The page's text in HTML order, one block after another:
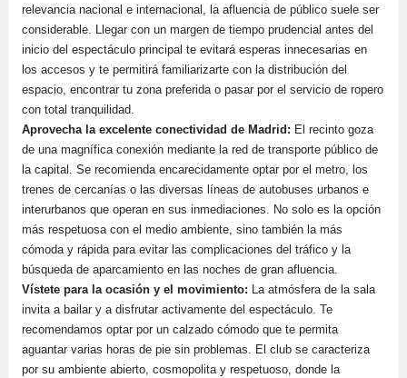
relevancia nacional e internacional, la afluencia de público suele ser
considerable. Llegar con un margen de tiempo prudencial antes del
inicio del espectáculo principal te evitará esperas innecesarias en
los accesos y te permitirá familiarizarte con la distribución del
espacio, encontrar tu zona preferida o pasar por el servicio de ropero
con total tranquilidad.
Aprovecha la excelente conectividad de Madrid: El recinto goza
de una magnífica conexión mediante la red de transporte público de
la capital. Se recomienda encarecidamente optar por el metro, los
trenes de cercanías o las diversas líneas de autobuses urbanos e
interurbanos que operan en sus inmediaciones. No solo es la opción
más respetuosa con el medio ambiente, sino también la más
cómoda y rápida para evitar las complicaciones del tráfico y la
búsqueda de aparcamiento en las noches de gran afluencia.
Vístete para la ocasión y el movimiento: La atmósfera de la sala
invita a bailar y a disfrutar activamente del espectáculo. Te
recomendamos optar por un calzado cómodo que te permita
aguantar varias horas de pie sin problemas. El club se caracteriza
por su ambiente abierto, cosmopolita y respetuoso, donde la